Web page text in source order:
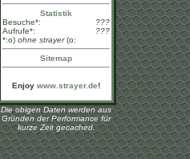
Statistik
Besuche*:
???
Aufrufe*:
???
*:o) ohne strayer(o:
Sitemap
Enjoy www.strayer.de!
Die obigen Daten werden aus
Gründen der Performance für
kurze Zeit gecached.